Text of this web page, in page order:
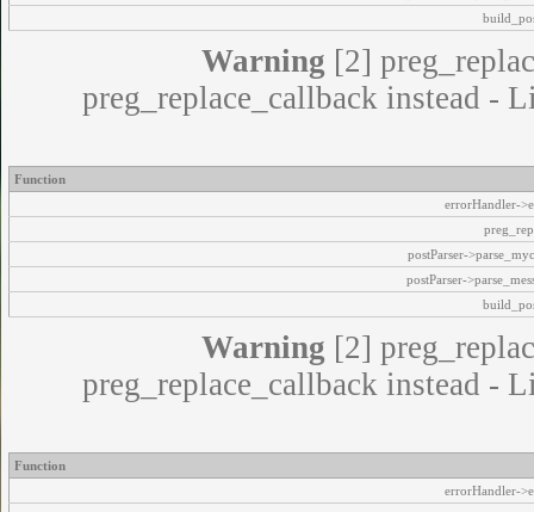
Warning [2]
preg_replace_callback instead -
Function
errorHandler-
postParser-
postParser-
Warning [2]
preg_replace_callback instead -
Function
errorHandler-